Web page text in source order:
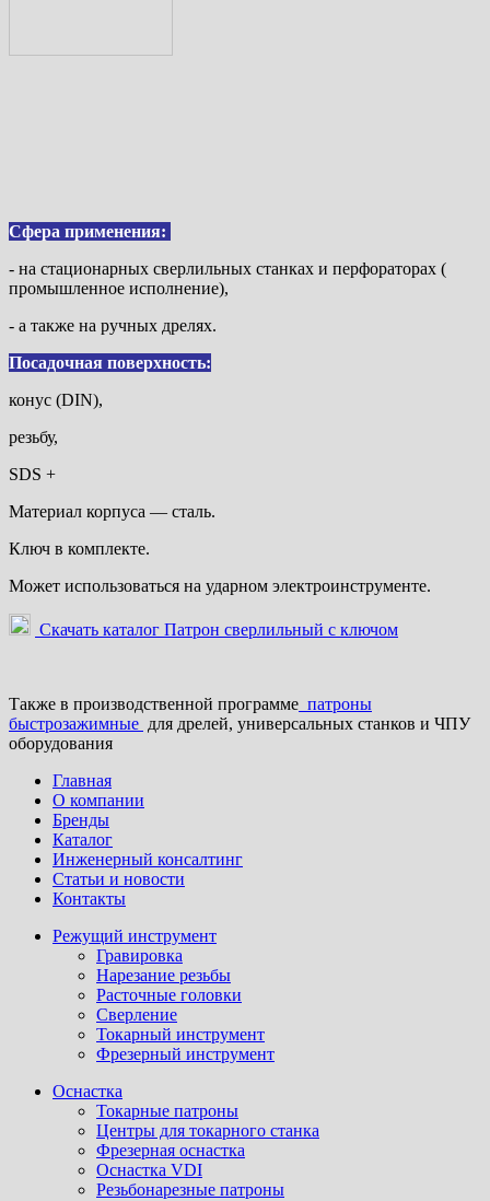
Сфера применения:
- на стационарных сверлильных станках и перфораторах (
промышленное исполнение),
- а также на ручных дрелях.
Посадочная поверхность:
конус (DIN),
резьбу,
SDS +
Материал корпуса — сталь.
Ключ в комплекте.
Может использоваться на ударном электроинструменте.
Скачать каталог Патрон сверлильный с ключом
Также в производственной программе патроны
быстрозажимные для дрелей, универсальных станков и ЧПУ
оборудования
Главная
О компании
Бренды
Каталог
Инженерный консалтинг
Статьи и новости
Контакты
Режущий инструмент
Гравировка
Нарезание резьбы
Расточные головки
Сверление
Токарный инструмент
Фрезерный инструмент
Оснастка
Токарные патроны
Центры для токарного станка
Фрезерная оснастка
Оснастка VDI
Резьбонарезные патроны